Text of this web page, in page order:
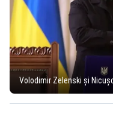
Volodimir Zelenski și